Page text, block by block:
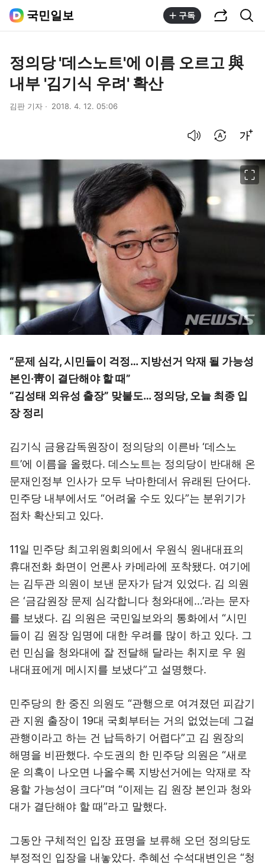
국민일보 구독
정의당 '데스노트'에 이름 오르고 與
내부 '김기식 우려' 확산
김판 기자 2018. 4. 12. 05:06
“문제 심각, 시민들이 걱정… 지방선거 악재 될 가능성
본인·靑이 결단해야 할 때”
“김성태 외유성 출장” 맞불도… 정의당, 오늘 최종 입
장 정리
김기식 금융감독원장이 정의당의 이른바 ‘데스노
트’에 이름을 올렸다. 데스노트는 정의당이 반대해 온
문재인정부 인사가 모두 낙마한데서 유래된 단어다.
민주당 내부에서도 “어려울 수도 있다”는 분위기가
점차 확산되고 있다.
11일 민주당 최고위원회의에서 우원식 원내대표의
휴대전화 화면이 언론사 카메라에 포착됐다. 여기에
는 김두관 의원이 보낸 문자가 담겨 있었다. 김 의원
은 ‘금감원장 문제 심각합니다 청와대에…’라는 문자
를 보냈다. 김 의원은 국민일보와의 통화에서 “시민
들이 김 원장 임명에 대한 우려를 많이 하고 있다. 그
런 민심을 청와대에 잘 전달해 달라는 취지로 우 원
내대표에게 메시지를 보냈다”고 설명했다.
민주당의 한 중진 의원도 “관행으로 여겨졌던 피감기
관 지원 출장이 19대 국회부터는 거의 없었는데 그걸
관행이라고 하는 건 납득하기 어렵다”고 김 원장의
해명을 비판했다. 수도권의 한 민주당 의원은 “새로
운 의혹이 나오면 나올수록 지방선거에는 악재로 작
용할 가능성이 크다”며 “이제는 김 원장 본인과 청와
대가 결단해야 할 때”라고 말했다.
그동안 구체적인 입장 표명을 보류해 오던 정의당도
부정적인 입장을 내놓았다. 추혜선 수석대변인은 “청